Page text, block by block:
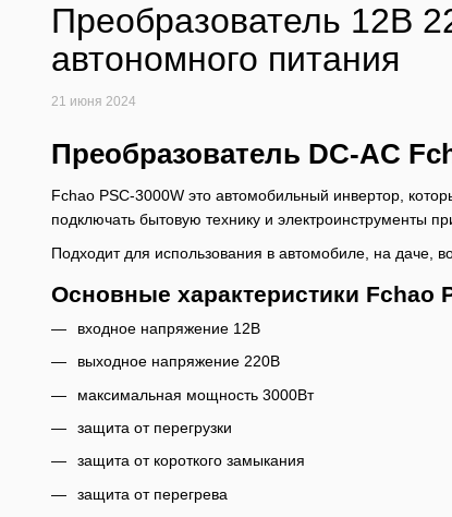
Преобразователь 12В
автономного питания
21 июня 2024
Преобразователь DC-AC
Fchao PSC-3000W это автомобильный инвертор,
подключать бытовую технику и электроинструменты
Подходит для использования в автомобиле, на даче,
Основные характеристики Fchao
входное напряжение 12В
выходное напряжение 220В
максимальная мощность 3000Вт
защита от перегрузки
защита от короткого замыкания
защита от перегрева